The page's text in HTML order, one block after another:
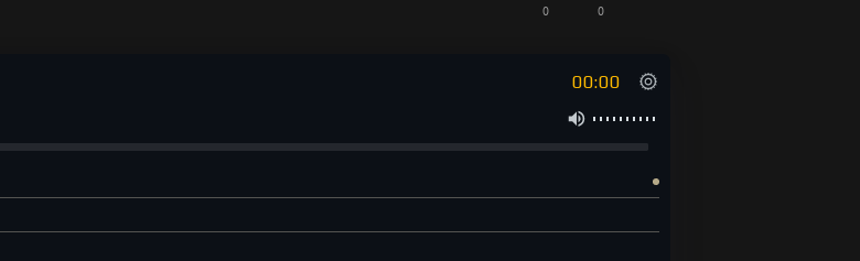
как ребёнок интерпретирует сложные взрослые решения через
ТЕМА: ТИШИНА, КОТОРАЯ ГРОМЧЕ СЛОВ
0 0
00:00